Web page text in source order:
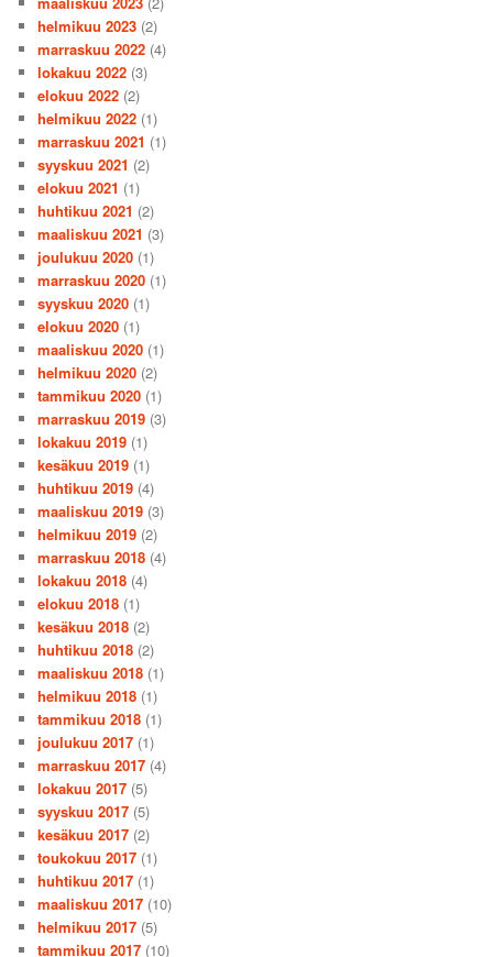
helmikuu 2023 (2)
marraskuu 2022 (4)
lokakuu 2022 (3)
elokuu 2022 (2)
helmikuu 2022 (1)
marraskuu 2021 (1)
syyskuu 2021 (2)
elokuu 2021 (1)
huhtikuu 2021 (2)
maaliskuu 2021 (3)
joulukuu 2020 (1)
marraskuu 2020 (1)
syyskuu 2020 (1)
elokuu 2020 (1)
maaliskuu 2020 (1)
helmikuu 2020 (2)
tammikuu 2020 (1)
marraskuu 2019 (3)
lokakuu 2019 (1)
kesäkuu 2019 (1)
huhtikuu 2019 (4)
maaliskuu 2019 (3)
helmikuu 2019 (2)
marraskuu 2018 (4)
lokakuu 2018 (4)
elokuu 2018 (1)
kesäkuu 2018 (2)
huhtikuu 2018 (2)
maaliskuu 2018 (1)
helmikuu 2018 (1)
tammikuu 2018 (1)
joulukuu 2017 (1)
marraskuu 2017 (4)
lokakuu 2017 (5)
syyskuu 2017 (5)
kesäkuu 2017 (2)
toukokuu 2017 (1)
huhtikuu 2017 (1)
maaliskuu 2017 (10)
helmikuu 2017 (5)
tammikuu 2017 (10)